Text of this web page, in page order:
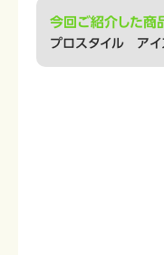
今回ご紹介した商
プロスタイル アイ